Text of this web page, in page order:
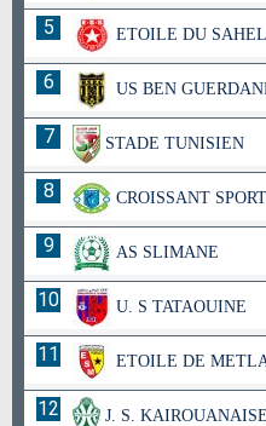
5 ETOILE DU SAHEL
6 US BEN
7 STADE TUNISIEN
8 CROISSANT
9 AS SLIMANE
10 U. S TATAOUINE
11 ETOILE DE
12 J. S. KAIROUANAISE